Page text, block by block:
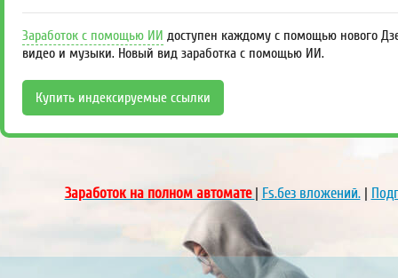
Заработок с помощью ИИ доступен каждому с помощью нового
видео и музыки. Новый вид заработка с помощью ИИ.
Купить индексируемые ссылки
Заработок на полном автомате| Fs.без вложений.|